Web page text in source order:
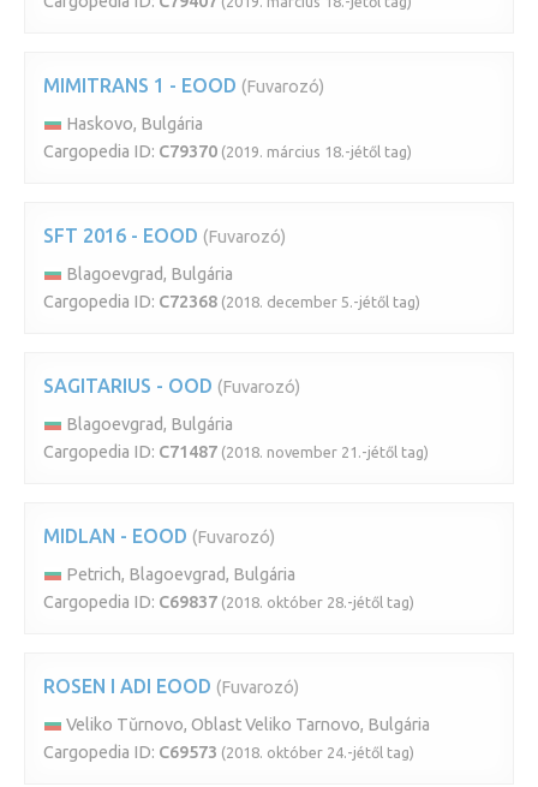
MIMITRANS 1 - EOOD (Fuvarozó)
Haskovo, Bulgária
Cargopedia ID: C79370 (2019. március 18.-jétől tag)
SFT 2016 - EOOD (Fuvarozó)
Blagoevgrad, Bulgária
Cargopedia ID: C72368 (2018. december 5.-jétől tag)
SAGITARIUS - OOD (Fuvarozó)
Blagoevgrad, Bulgária
Cargopedia ID: C71487 (2018. november 21.-jétől tag)
MIDLAN - EOOD (Fuvarozó)
Petrich, Blagoevgrad, Bulgária
Cargopedia ID: C69837 (2018. október 28.-jétől tag)
ROSEN I ADI EOOD (Fuvarozó)
Veliko Tŭrnovo, Oblast Veliko Tarnovo, Bulgária
Cargopedia ID: C69573 (2018. október 24.-jétől tag)